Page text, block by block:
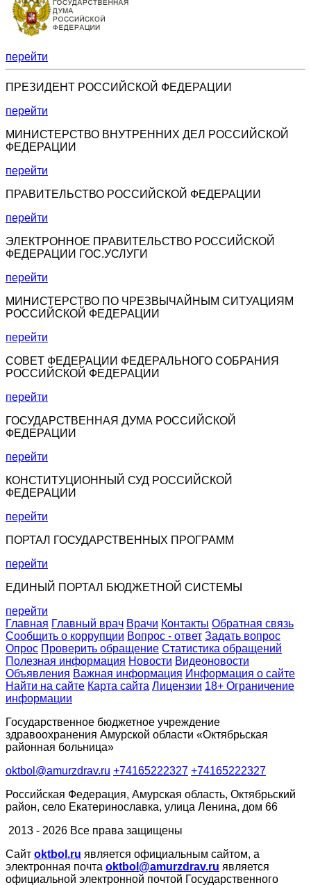
перейти
ПРЕЗИДЕНТ РОССИЙСКОЙ ФЕДЕРАЦИИ
перейти
МИНИСТЕРСТВО ВНУТРЕННИХ ДЕЛ РОССИЙСКОЙ
ФЕДЕРАЦИИ
перейти
ПРАВИТЕЛЬСТВО РОССИЙСКОЙ ФЕДЕРАЦИИ
перейти
ЭЛЕКТРОННОЕ ПРАВИТЕЛЬСТВО РОССИЙСКОЙ
ФЕДЕРАЦИИ ГОС.УСЛУГИ
перейти
МИНИСТЕРСТВО ПО ЧРЕЗВЫЧАЙНЫМ СИТУАЦИЯМ
РОССИЙСКОЙ ФЕДЕРАЦИИ
перейти
СОВЕТ ФЕДЕРАЦИИ ФЕДЕРАЛЬНОГО СОБРАНИЯ
РОССИЙСКОЙ ФЕДЕРАЦИИ
перейти
ГОСУДАРСТВЕННАЯ ДУМА РОССИЙСКОЙ
ФЕДЕРАЦИИ
перейти
КОНСТИТУЦИОННЫЙ СУД РОССИЙСКОЙ
ФЕДЕРАЦИИ
перейти
ПОРТАЛ ГОСУДАРСТВЕННЫХ ПРОГРАММ
перейти
ЕДИНЫЙ ПОРТАЛ БЮДЖЕТНОЙ СИСТЕМЫ
перейти
Главная Главный врач Врачи Контакты Обратная связь
Сообщить о коррупции Вопрос - ответ Задать вопрос
Опрос Проверить обращение Статистика обращений
Полезная информация Новости Видеоновости
Объявления Важная информация Информация о сайте
Найти на сайте Карта сайта Лицензии 18+ Ограничение
информации
Государственное бюджетное учреждение
здравоохранения Амурской области «Октябрьская
районная больница»
oktbol@amurzdrav.ru +74165222327 +74165222327
Российская Федерация, Амурская область, Октябрьский
район, село Екатеринославка, улица Ленина, дом 66
2013 - 2026 Все права защищены
Сайт oktbol.ru является официальным сайтом, а
электронная почта oktbol@amurzdrav.ru является
официальной электронной почтой Государственного